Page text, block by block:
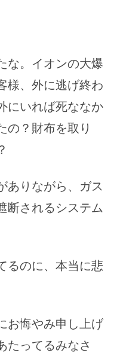
な。イオンの大爆
様、外に逃げ終わ
にいれば死ななか
の？財布を取り
ありながら、ガス
断されるシステム
るのに、本当に悲
お悔やみ申し上げ
たってるみなさ